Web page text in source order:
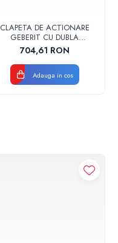
CLAPETA DE ACTIONARE
GEBERIT CU DUBLA
ACTIONARE SIGMA30
NEGRU MAT/CROM LUCIOS
704,61 RON
Adauga in cos